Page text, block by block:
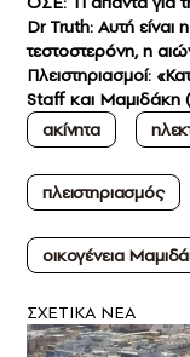
Dr Truth: Αυτή
τεστοστερόνη, η
Πλειστηριασμοί:
Staff και Μαμιδάκη
ακίνητα
πλειστηριασμός
οικογένεια
ΣXETIKA NEA